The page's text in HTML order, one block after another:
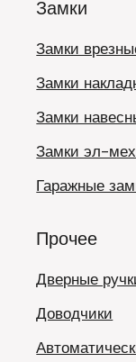
Замки
Замки
Замки
Замки
Замки эл-мех
Гаражные
Прочее
Дверные
Доводчики